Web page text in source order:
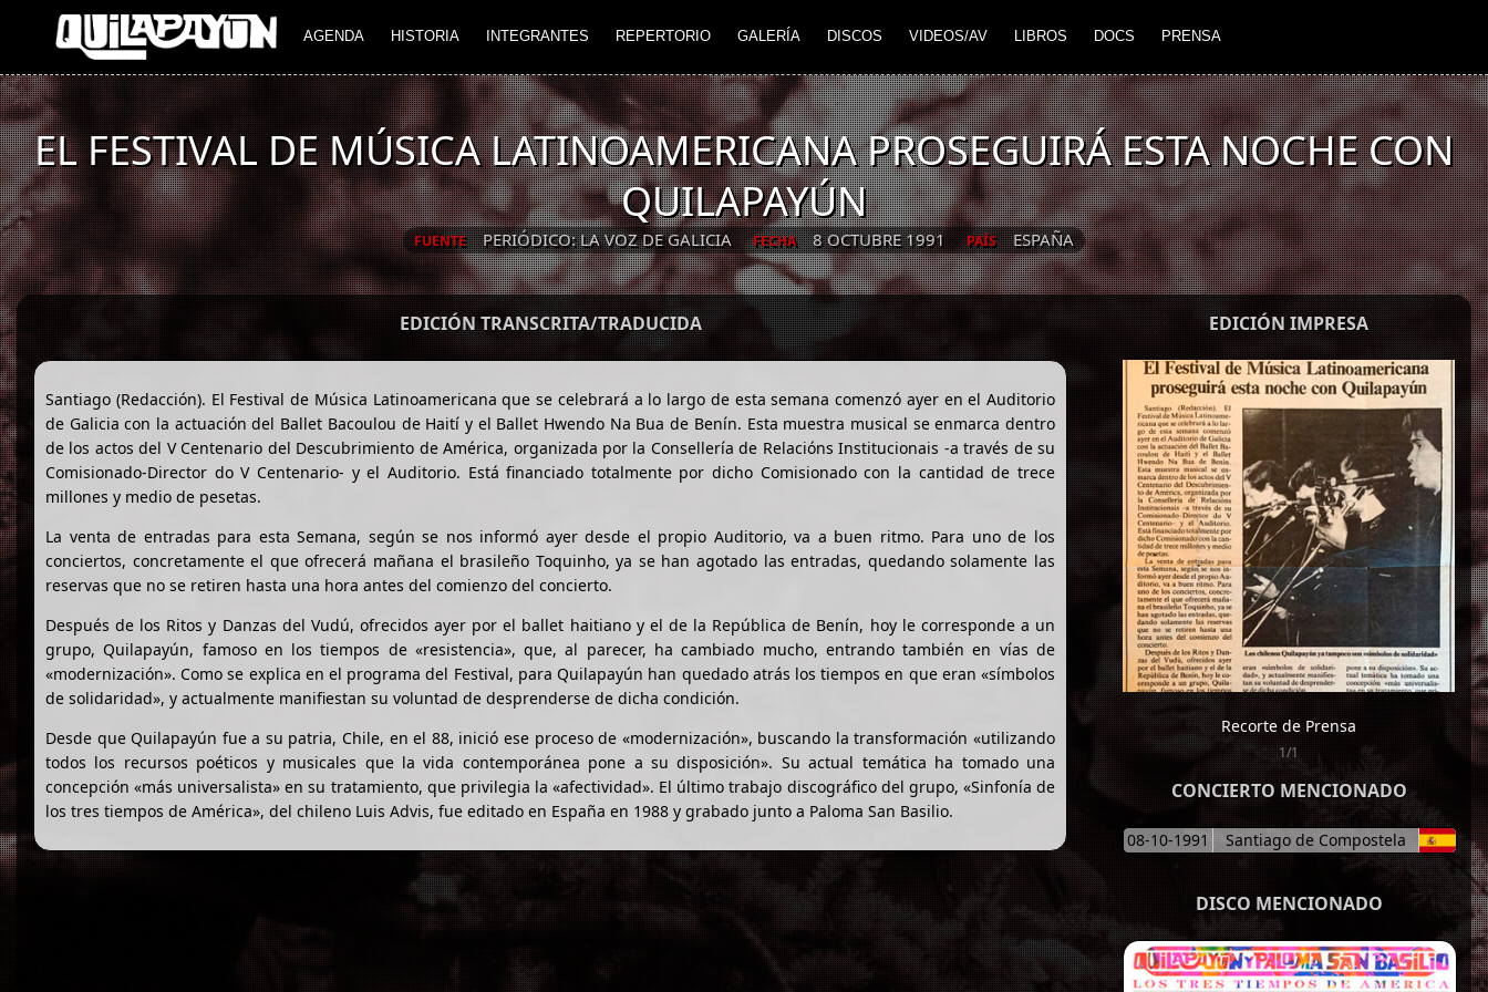
AGENDA HISTORIA INTEGRANTES REPERTORIO GALERÍA DISCOS VIDEOS/AV LIBROS DOCS PRENSA
EL FESTIVAL DE MÚSICA LATINOAMERICANA PROSEGUIRÁ ESTA NOCHE CON
QUILAPAYÚN
FUENTE PERIÓDICO: LA VOZ DE GALICIA FECHA 8 OCTUBRE 1991 PAÍS ESPAÑA
EDICIÓN TRANSCRITA/TRADUCIDA
Santiago (Redacción). El Festival de Música Latinoamericana que se celebrará a lo largo de esta semana comenzó ayer en el Auditorio
de Galicia con la actuación del Ballet Bacoulou de Haití y el Ballet Hwendo Na Bua de Benín. Esta muestra musical se enmarca dentro
de los actos del V Centenario del Descubrimiento de América, organizada por la Consellería de Relacións Institucionais -a través de su
Comisionado-Director do V Centenario- y el Auditorio. Está financiado totalmente por dicho Comisionado con la cantidad de trece
millones y medio de pesetas.
La venta de entradas para esta Semana, según se nos informó ayer desde el propio Auditorio, va a buen ritmo. Para uno de los
conciertos, concretamente el que ofrecerá mañana el brasileño Toquinho, ya se han agotado las entradas, quedando solamente las
reservas que no se retiren hasta una hora antes del comienzo del concierto.
Después de los Ritos y Danzas del Vudú, ofrecidos ayer por el ballet haitiano y el de la República de Benín, hoy le corresponde a un
grupo, Quilapayún, famoso en los tiempos de «resistencia», que, al parecer, ha cambiado mucho, entrando también en vías de
«modernización». Como se explica en el programa del Festival, para Quilapayún han quedado atrás los tiempos en que eran «símbolos
de solidaridad», y actualmente manifiestan su voluntad de desprenderse de dicha condición.
Desde que Quilapayún fue a su patria, Chile, en el 88, inició ese proceso de «modernización», buscando la transformación «utilizando
todos los recursos poéticos y musicales que la vida contemporánea pone a su disposición». Su actual temática ha tomado una
concepción «más universalista» en su tratamiento, que privilegia la «afectividad». El último trabajo discográfico del grupo, «Sinfonía de
los tres tiempos de América», del chileno Luis Advis, fue editado en España en 1988 y grabado junto a Paloma San Basilio.
EDICIÓN IMPRESA
Recorte de Prensa
1/1
CONCIERTO MENCIONADO
08-10-1991 Santiago de Compostela
DISCO MENCIONADO